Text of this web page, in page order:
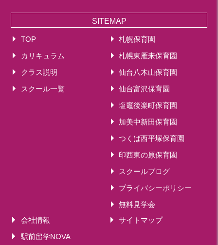
SITEMAP
TOP
カリキュラム
クラス説明
スクール一覧
札幌保育園
札幌東雁来保育園
仙台八木山保育園
仙台富沢保育園
塩竈後楽町保育園
加美中新田保育園
つくば西平塚保育園
印西東の原保育園
スクールブログ
プライバシーポリシー
無料見学会
会社情報
サイトマップ
駅前留学NOVA